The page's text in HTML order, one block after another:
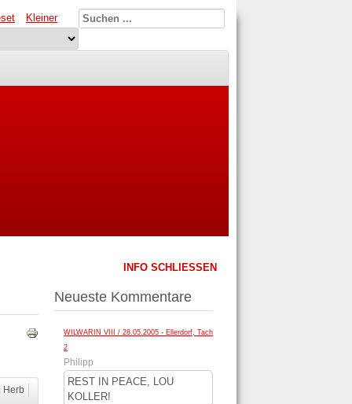
Kleiner
Herb
INFO SCHLIESSEN
Neueste Kommentare
WILWARIN VIII / 28.05.2005 - Ellerdorf, Tach
2
Philipp
REST IN PEACE, LOU
KOLLER!